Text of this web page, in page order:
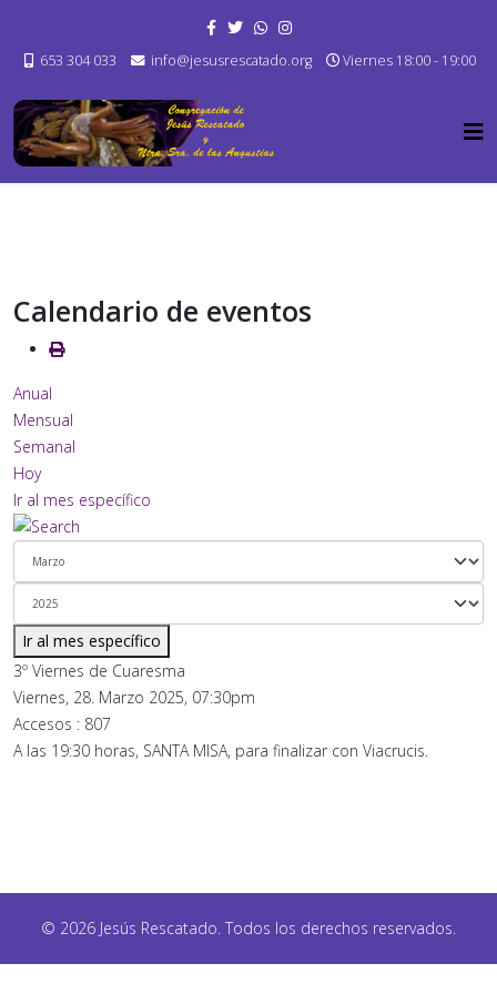
653 304 033 info@jesusrescatado.org Viernes 18:00 - 19:00
Calendario de eventos
Anual
Mensual
Semanal
Hoy
Ir al mes específico
Ir al mes específico
3º Viernes de Cuaresma
Viernes, 28. Marzo 2025, 07:30pm
Accesos : 807
A las 19:30 horas, SANTA MISA, para finalizar con Viacrucis.
© 2026 Jesús Rescatado. Todos los derechos reservados.